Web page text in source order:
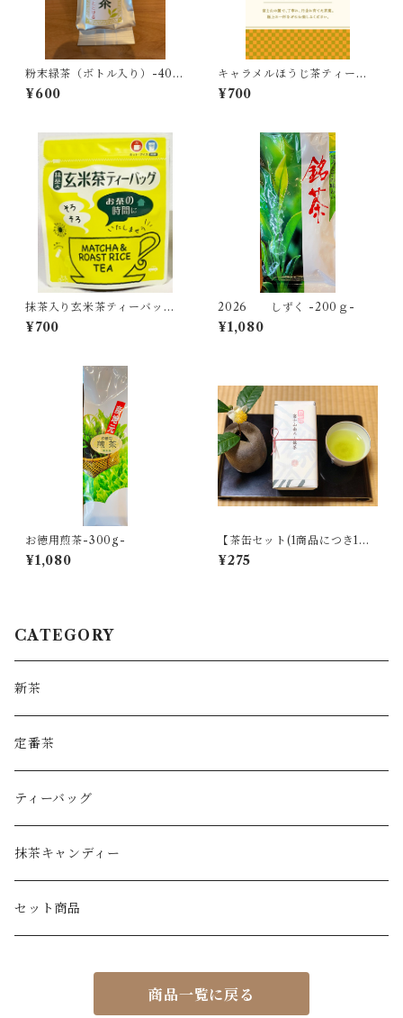
粉末緑茶（ボトル入り）-40g
-
¥600
キャラメルほうじ茶ティーバ
ッグ -2.5g×8個入-
¥700
抹茶入り玄米茶ティーバッグ -
3g×15個入-
¥700
2026 しずく -200ｇ-
¥1,080
お徳用煎茶-300g-
¥1,080
【茶缶セット(1商品につき1缶2
75円)】
¥275
CATEGORY
新茶
定番茶
ティーバッグ
抹茶キャンディー
セット商品
商品一覧に戻る